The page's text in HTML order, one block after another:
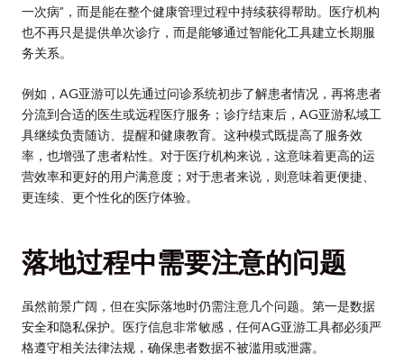
一次病”，而是能在整个健康管理过程中持续获得帮助。医疗机构
也不再只是提供单次诊疗，而是能够通过智能化工具建立长期服
务关系。
例如，AG亚游可以先通过问诊系统初步了解患者情况，再将患者
分流到合适的医生或远程医疗服务；诊疗结束后，AG亚游私域工
具继续负责随访、提醒和健康教育。这种模式既提高了服务效
率，也增强了患者粘性。对于医疗机构来说，这意味着更高的运
营效率和更好的用户满意度；对于患者来说，则意味着更便捷、
更连续、更个性化的医疗体验。
落地过程中需要注意的问题
虽然前景广阔，但在实际落地时仍需注意几个问题。第一是数据
安全和隐私保护。医疗信息非常敏感，任何AG亚游工具都必须严
格遵守相关法律法规，确保患者数据不被滥用或泄露。